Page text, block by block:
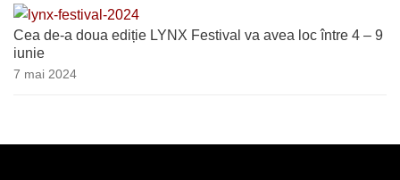
Cea de-a doua ediție LYNX Festival va avea loc între 4 – 9
iunie
7 mai 2024